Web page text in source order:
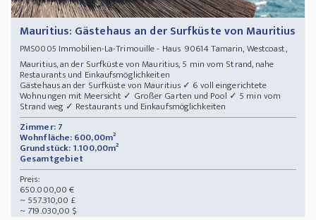
Mauritius: Gästehaus an der Surfküste von Mauritius
PMS0005 Immobilien-La-Trimouille - Haus 90614 Tamarin, Westcoast,
Mauritius, an der Surfküste von Mauritius, 5 min vom Strand, nahe
Restaurants und Einkaufsmöglichkeiten
Gästehaus an der Surfküste von Mauritius ✓ 6 voll eingerichtete
Wohnungen mit Meersicht ✓ Großer Garten und Pool ✓ 5 min vom
Strand weg ✓ Restaurants und Einkaufsmöglichkeiten
Zimmer: 7
Wohnfläche: 600,00m²
Grundstück: 1.100,00m²
Gesamtgebiet
Preis:
650.000,00 €
~ 557.310,00 £
~ 719.030,00 $